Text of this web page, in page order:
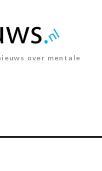
over mentale